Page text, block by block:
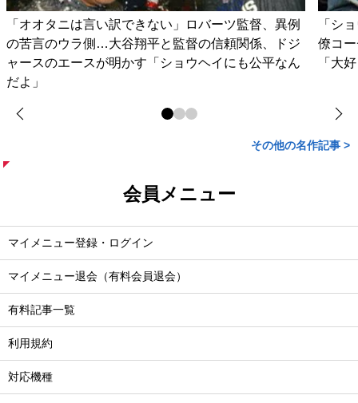
「オオタニは言い訳できない」ロバーツ監督、異例
の苦言のウラ側…大谷翔平と監督の信頼関係、ドジ
ャースのエースが明かす「ショウヘイにも公平なん
だよ」
「シ
僚コ
「大
その他の名作記事 >
会員メニュー
マイメニュー登録・ログイン
マイメニュー退会（有料会員退会）
有料記事一覧
利用規約
対応機種